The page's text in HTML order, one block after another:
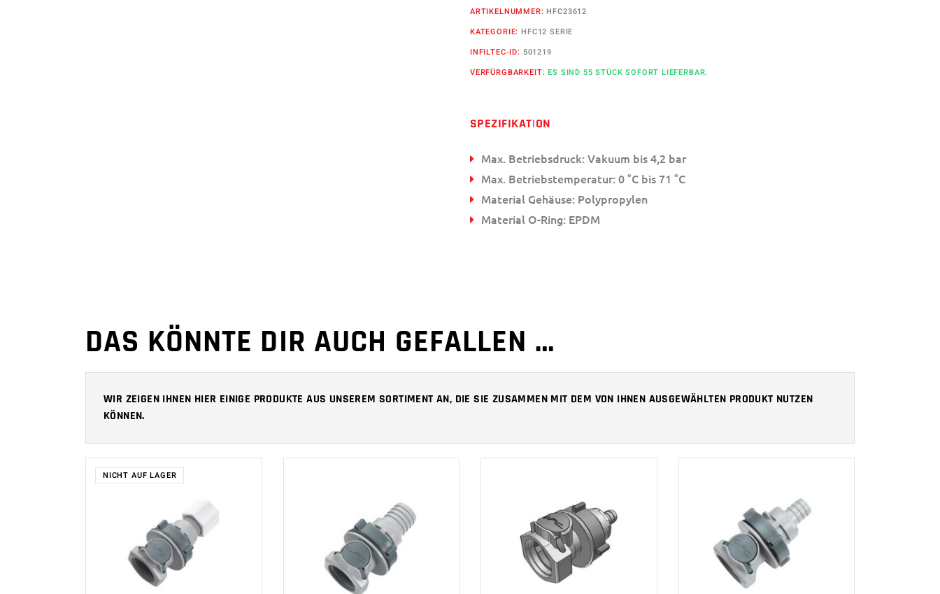
ARTIKELNUMMER:HFC23612
KATEGORIE:HFC12 SERIE
INFILTEC-ID: 501219
VERFÜRGBARKEIT:ES SIND 55 STÜCK SOFORT LIEFERBAR.
SPEZIFIKATION
Max. Betriebsdruck: Vakuum bis 4,2 bar
Max. Betriebstemperatur: 0 °C bis 71 °C
Material Gehäuse: Polypropylen
Material O-Ring: EPDM
DAS KÖNNTE DIR AUCH GEFALLEN …
WIR ZEIGEN IHNEN HIER EINIGE PRODUKTE AUS UNSEREM SORTIMENT AN, DIE SIE ZUSAMMEN MIT DEM VON IHNEN AUSGEWÄHLTEN PRODUKT NUTZEN
KÖNNEN.
NICHT AUF LAGER
WEITERLESEN
IN DEN
WARENKORB
IN DEN
WARENKORB
IN DEN
WARENKORB